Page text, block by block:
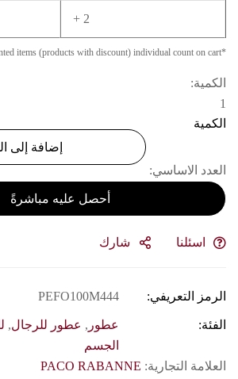
الكمية:
الكمية
العدد الاساسي:
إضافة إلى
أحصل عليه مباشرةً
اسئلنا شارك
الرمز التعريفي: PEFO100M444
الفئة: عطور,عطور للرجال,
الجسم
العلامة التجارية:PACO RABANNE